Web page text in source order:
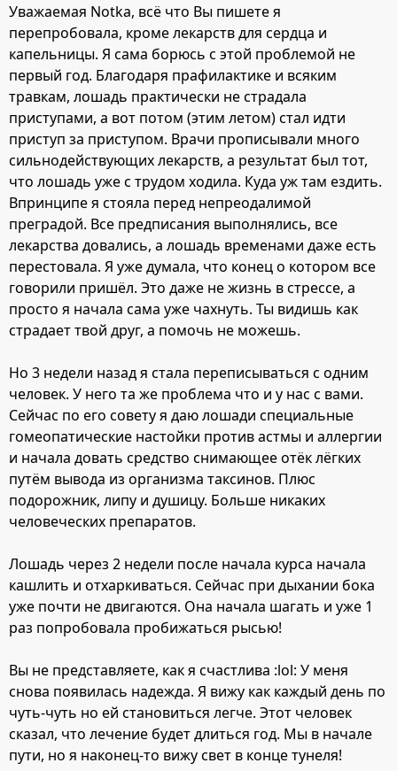
Уважаемая Notka, всё что Вы пишете я
перепробовала, кроме лекарств для сердца и
капельницы. Я сама борюсь с этой проблемой не
первый год. Благодаря прафилактике и всяким
травкам, лошадь практически не страдала
приступами, а вот потом (этим летом) стал идти
приступ за приступом. Врачи прописывали много
сильнодействующих лекарств, а результат был тот,
что лошадь уже с трудом ходила. Куда уж там ездить.
Впринципе я стояла перед непреодалимой
преградой. Все предписания выполнялись, все
лекарства довались, а лошадь временами даже есть
перестовала. Я уже думала, что конец о котором все
говорили пришёл. Это даже не жизнь в стрессе, а
просто я начала сама уже чахнуть. Ты видишь как
страдает твой друг, а помочь не можешь.
Но 3 недели назад я стала переписываться с одним
человек. У него та же проблема что и у нас с вами.
Сейчас по его совету я даю лошади специальные
гомеопатические настойки против астмы и аллергии
и начала довать средство снимающее отёк лёгких
путём вывода из организма таксинов. Плюс
подорожник, липу и душицу. Больше никаких
человеческих препаратов.
Лошадь через 2 недели после начала курса начала
кашлить и отхаркиваться. Сейчас при дыхании бока
уже почти не двигаются. Она начала шагать и уже 1
раз попробовала пробижаться рысью!
Вы не представляете, как я счастлива :lol: У меня
снова появилась надежда. Я вижу как каждый день по
чуть-чуть но ей становиться легче. Этот человек
сказал, что лечение будет длиться год. Мы в начале
пути, но я наконец-то вижу свет в конце тунеля!